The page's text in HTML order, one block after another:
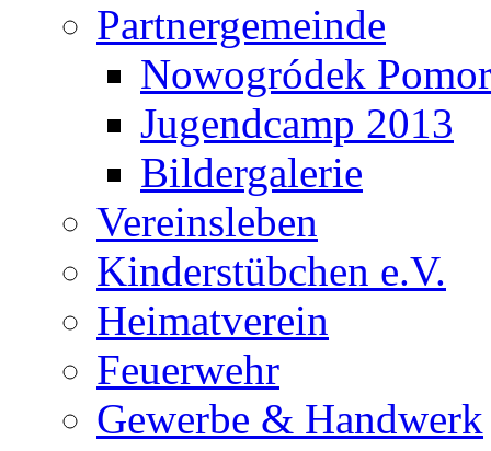
Partnergemeinde
Nowogródek
Jugendcamp 2013
Bildergalerie
Vereinsleben
Kinderstübchen e.V.
Heimatverein
Feuerwehr
Gewerbe & Handwerk